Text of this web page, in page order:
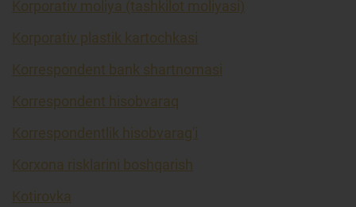
Korporativ moliya (tashkilot moliyasi)
Korporativ plastik kartochkasi
Korrespondent bank shartnomasi
Korrespondent hisobvaraq
Korrespondentlik hisobvarag'i
Korxona risklarini boshqarish
Kotirovka